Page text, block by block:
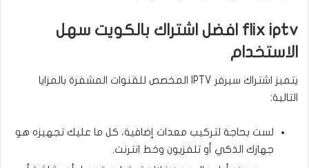
flix iptv افضل اشتراك بالكويت سهل
الاستخدام
يتميز اشتراك سيرفر IPTV المخصص للقنوات المشفرة بالمزايا
التالية:
لست بحاجة لتركيب معدات إضافية، كل ما عليك تجهيزه هو
جهازك الذكي أو تلفزيون وخط انترنت.